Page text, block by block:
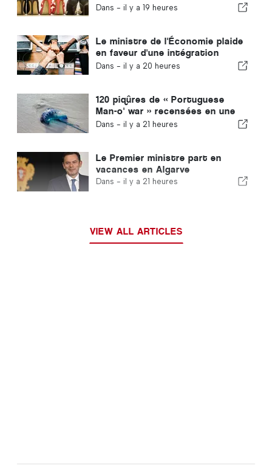
producteur européen de
Dans - il y a 19 heures
Le ministre de l'Économie plaide
en faveur d'une intégration
encadrée et garantit une
Dans - il y a 20 heures
120 piqûres de « Portuguese
Man-o' war » recensées en une
seule journée
Dans - il y a 21 heures
Le Premier ministre part en
vacances en Algarve
Dans - il y a 21 heures
VIEW ALL ARTICLES